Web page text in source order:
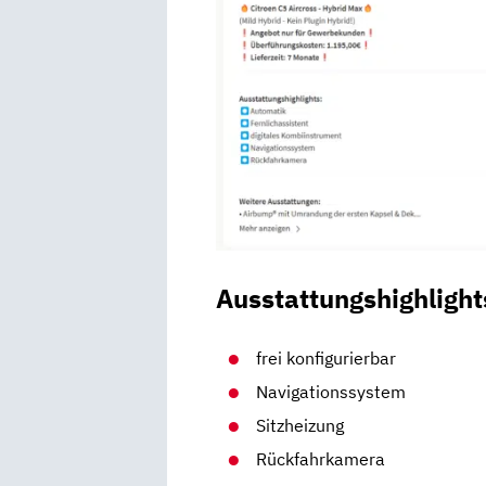
frei konfigurierbar
Navigationssystem
Sitzheizung
Rückfahrkamera